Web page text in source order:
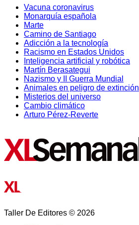
Vacuna coronavirus
Monarquía española
Marte
Camino de Santiago
Adicción a la tecnología
Racismo en Estados Unidos
Inteligencia artificial y robótica
Martín Berasategui
Nazismo y II Guerra Mundial
Animales en peligro de extinción
Misterios del universo
Cambio climático
Arturo Pérez-Reverte
Taller De Editores © 2026